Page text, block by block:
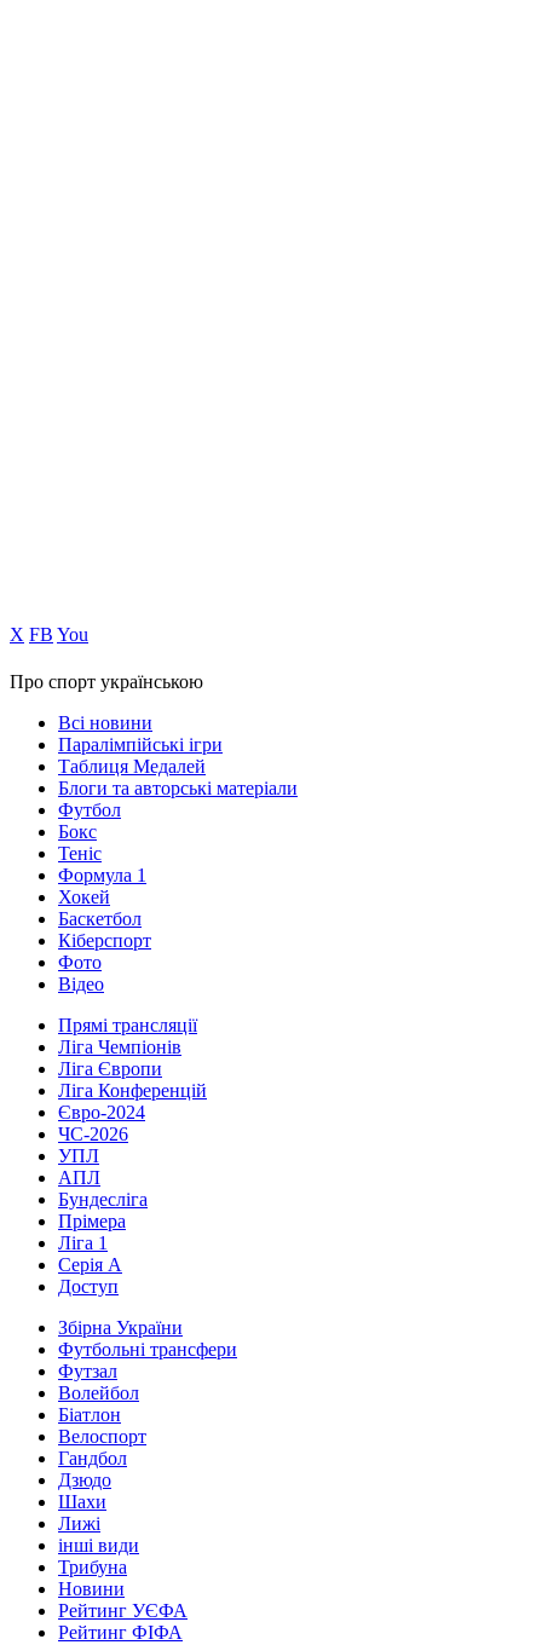
Х FB You
Про спорт українською
Всі новини
Паралімпійські ігри
Таблиця Медалей
Блоги та авторські матеріали
Футбол
Бокс
Теніс
Формула 1
Хокей
Баскетбол
Кіберспорт
Фото
Відео
Прямі трансляції
Ліга Чемпіонів
Ліга Європи
Ліга Конференцій
Євро-2024
ЧС-2026
УПЛ
АПЛ
Бундесліга
Прімера
Ліга 1
Серія А
Доступ
Збірна України
Футбольні трансфери
Футзал
Волейбол
Біатлон
Велоспорт
Гандбол
Дзюдо
Шахи
Лижі
інші види
Трибуна
Новини
Рейтинг УЄФА
Рейтинг ФІФА